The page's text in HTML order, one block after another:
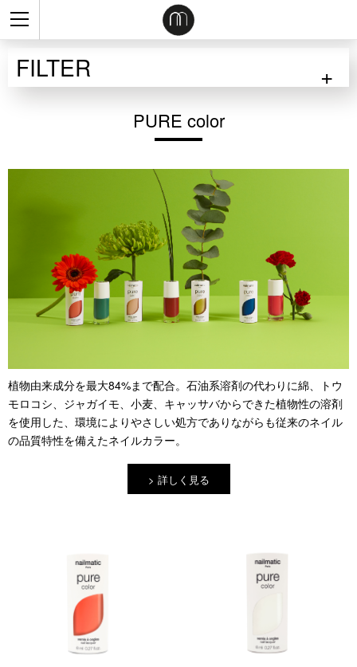
FILTER
PURE color
植物由来成分を最大84%まで配合。石油系溶剤の代わりに綿、トウ
モロコシ、ジャガイモ、小麦、キャッサバからできた植物性の溶剤
を使用した、環境によりやさしい処方でありながらも従来のネイル
の品質特性を備えたネイルカラー。
詳しく見る